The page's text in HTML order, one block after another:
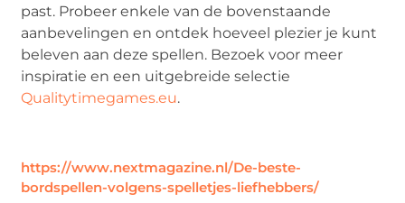
past. Probeer enkele van de bovenstaande
aanbevelingen en ontdek hoeveel plezier je kunt
beleven aan deze spellen. Bezoek voor meer
inspiratie en een uitgebreide selectie
Qualitytimegames.eu.
https://www.nextmagazine.nl/De-beste-
bordspellen-volgens-spelletjes-liefhebbers/